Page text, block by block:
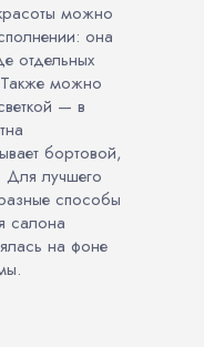
можно
она
отдельных
можно
— в
бортовой,
лучшего
способы
салона
на фоне